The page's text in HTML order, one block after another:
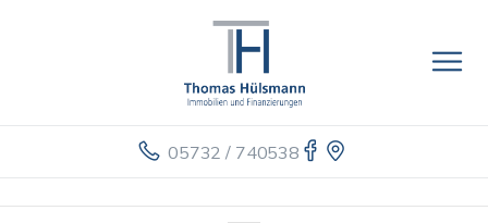
05732 / 740538